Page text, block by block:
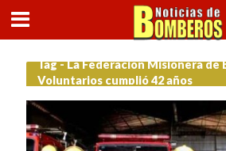
Tag - La Federación Misionera de
Voluntarios cumplió 42 años